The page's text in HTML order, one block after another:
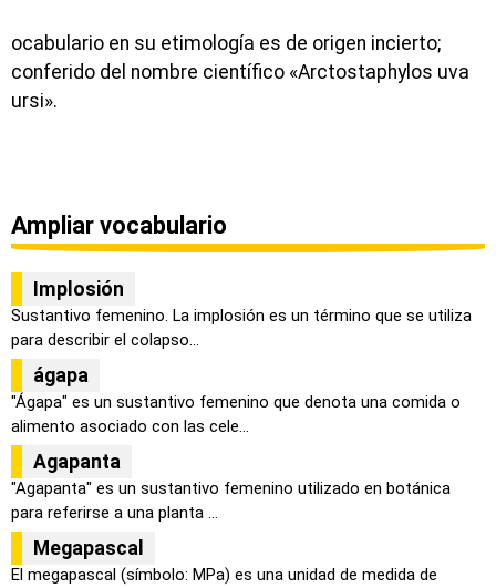
ocabulario en su etimología es de origen incierto;
conferido del nombre científico «Arctostaphylos uva
ursi».
Ampliar vocabulario
Implosión
Sustantivo femenino. La implosión es un término que se utiliza
para describir el colapso...
ágapa
"Ágapa" es un sustantivo femenino que denota una comida o
alimento asociado con las cele...
Agapanta
"Agapanta" es un sustantivo femenino utilizado en botánica
para referirse a una planta ...
Megapascal
El megapascal (símbolo: MPa) es una unidad de medida de